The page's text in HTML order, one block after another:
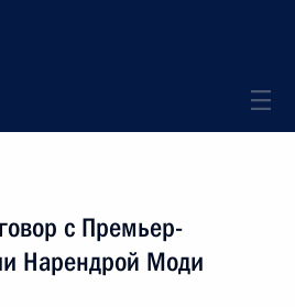
с Премьер-
Нарендрой Моди